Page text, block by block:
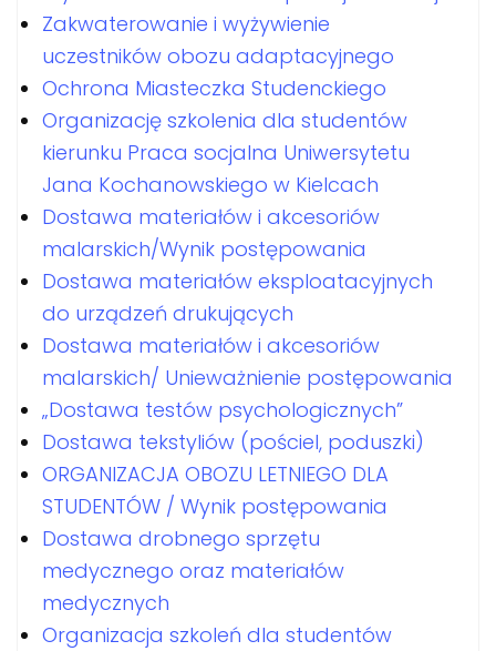
Zakwaterowanie i wyżywienie
uczestników obozu adaptacyjnego
Ochrona Miasteczka Studenckiego
Organizację szkolenia dla studentów
kierunku Praca socjalna Uniwersytetu
Jana Kochanowskiego w Kielcach
Dostawa materiałów i akcesoriów
malarskich/Wynik postępowania
Dostawa materiałów eksploatacyjnych
do urządzeń drukujących
Dostawa materiałów i akcesoriów
malarskich/ Unieważnienie postępowania
„Dostawa testów psychologicznych”
Dostawa tekstyliów (pościel, poduszki)
ORGANIZACJA OBOZU LETNIEGO DLA
STUDENTÓW / Wynik postępowania
Dostawa drobnego sprzętu
medycznego oraz materiałów
medycznych
Organizacja szkoleń dla studentów